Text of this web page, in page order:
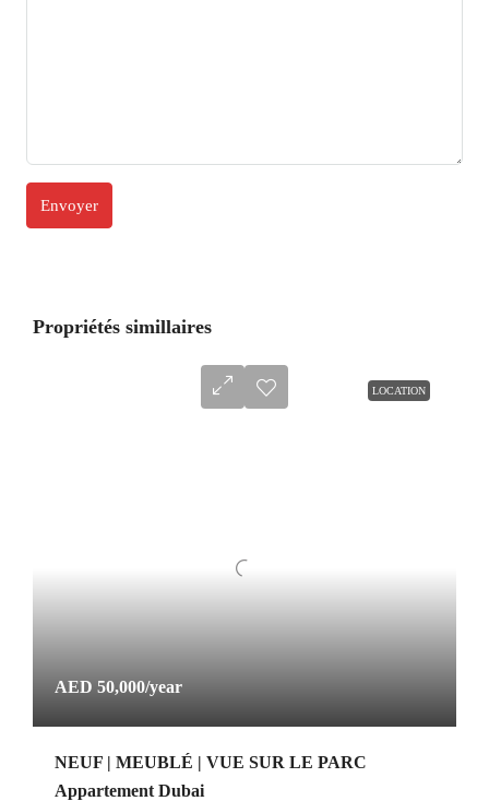
Propriétés simillaires
LOCATION
AED 50,000/year
NEUF | MEUBLÉ | VUE SUR LE PARC
Appartement Dubai